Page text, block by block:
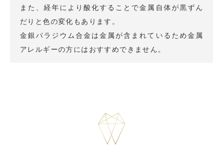
また、経年により酸化することで金属自体が黒ずん
だりと色の変化もあります。
金銀パラジウム合金は金属が含まれているため金属
アレルギーの方にはおすすめできません。